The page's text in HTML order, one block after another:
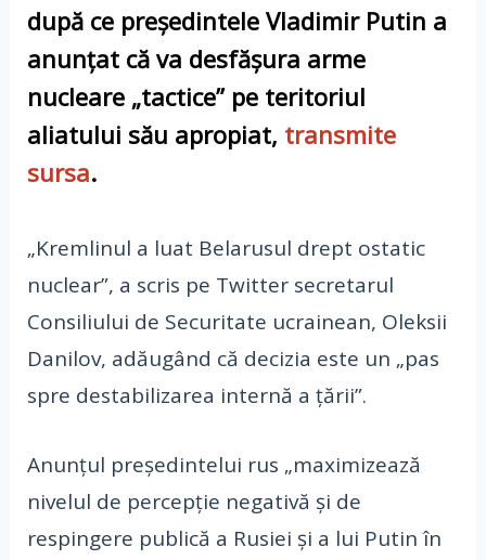
după ce președintele Vladimir Putin a
anunțat că va desfășura arme
nucleare „tactice” pe teritoriul
aliatului său apropiat, transmite
sursa.
„Kremlinul a luat Belarusul drept ostatic
nuclear”, a scris pe Twitter secretarul
Consiliului de Securitate ucrainean, Oleksii
Danilov, adăugând că decizia este un „pas
spre destabilizarea internă a țării”.
Anunțul președintelui rus „maximizează
nivelul de percepție negativă și de
respingere publică a Rusiei și a lui Putin în